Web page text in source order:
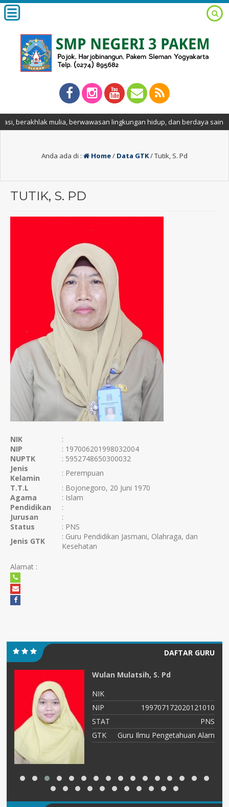
mulia, berwawasan lingkungan hidup, dan berdaya saing
Anda ada di : Home/ Data GTK/Tutik, S. Pd
TUTIK, S. PD
NIK
:
NIP
: 197006201998032004
NUPTK
: 5952748650300032
Jenis
Kelamin
: Perempuan
T.T.L
: Bojonegoro, 20 Juni 1970
Agama
: Islam
Pendidikan
:
Jurusan
:
Status
: PNS
Jenis GTK
: Guru Pendidikan Jasmani, Olahraga, dan
Kesehatan
Alamat :
DAFTAR GURU
Wulan Mulatsih, S. Pd
NIK
NIP
199707172020121010
STAT
PNS
GTK
Guru Ilmu Pengetahuan Alam